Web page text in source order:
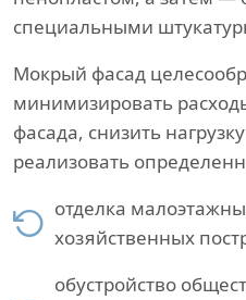
специальными
Мокрый фасад
минимизировать
фасада, снизить
реализовать
отделка
хозяйственных
обустройство